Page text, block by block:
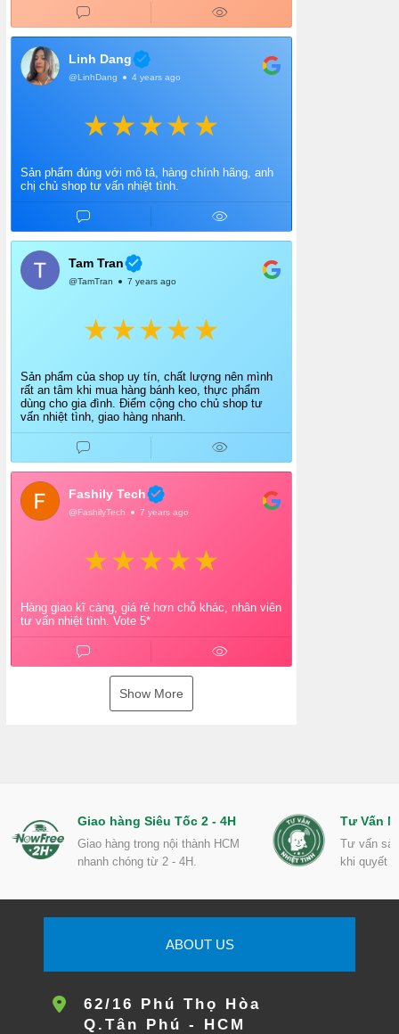
Linh Dang
@LinhDang 4 years ago
Sản phẩm đúng với mô tả, hàng chính hãng, anh
chị chủ shop tư vấn nhiệt tình.
Tam Tran
@TamTran 7 years ago
Sản phẩm của shop uy tín, chất lượng nên mình
rất an tâm khi mua hàng bánh keo, thực phẩm
dùng cho gia đình. Điểm cộng cho chủ shop tư
vấn nhiệt tình, giao hàng nhanh.
Fashily Tech
@FashilyTech 7 years ago
Hàng giao kĩ càng, giá rẻ hơn chỗ khác, nhân viên
tư vấn nhiệt tình. Vote 5*
Show More
Giao hàng Siêu Tốc 2 - 4H
Giao hàng trong nội thành HCM
nhanh chóng từ 2 - 4H.
Tư Vấn
Tư vấn
khi quyết
ABOUT US
62/16 Phú Thọ Hòa
Q.Tân Phú - HCM